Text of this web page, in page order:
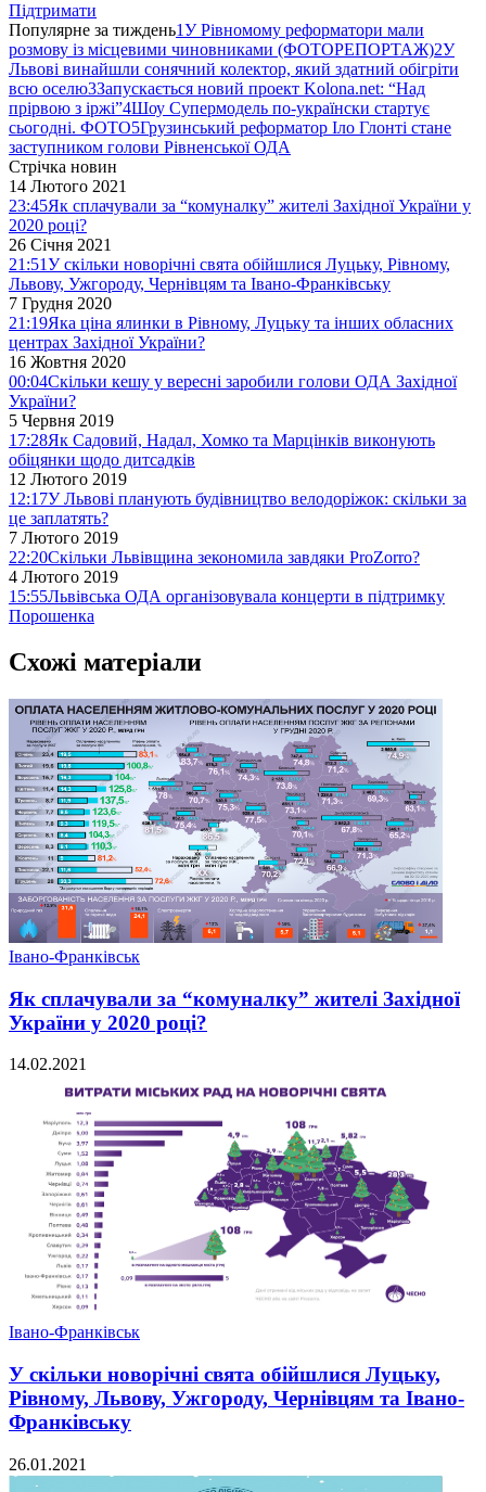
Підтримати
Популярне за тиждень1У Рівномому реформатори мали
розмову із місцевими чиновниками (ФОТОРЕПОРТАЖ)2У
Львові винайшли сонячний колектор, який здатний обігріти
всю оселю3Запускається новий проект Kolona.net: “Над
прірвою з іржі”4Шоу Супермодель по-українски стартує
сьогодні. ФОТО5Грузинський реформатор Іло Глонті стане
заступником голови Рівненської ОДА
Стрічка новин
14 Лютого 2021
23:45Як сплачували за “комуналку” жителі Західної України у
2020 році?
26 Січня 2021
21:51У скільки новорічні свята обійшлися Луцьку, Рівному,
Львову, Ужгороду, Чернівцям та Івано-Франківську
7 Грудня 2020
21:19Яка ціна ялинки в Рівному, Луцьку та інших обласних
центрах Західної України?
16 Жовтня 2020
00:04Скільки кешу у вересні заробили голови ОДА Західної
України?
5 Червня 2019
17:28Як Садовий, Надал, Хомко та Марцінків виконують
обіцянки щодо дитсадків
12 Лютого 2019
12:17У Львові планують будівництво велодоріжок: скільки за
це заплатять?
7 Лютого 2019
22:20Скільки Львівщина зекономила завдяки ProZorro?
4 Лютого 2019
15:55Львівська ОДА організовувала концерти в підтримку
Порошенка
Схожі матеріали
Івано-Франківськ
Як сплачували за “комуналку” жителі Західної
України у 2020 році?
14.02.2021
Івано-Франківськ
У скільки новорічні свята обійшлися Луцьку,
Рівному, Львову, Ужгороду, Чернівцям та Івано-
Франківську
26.01.2021